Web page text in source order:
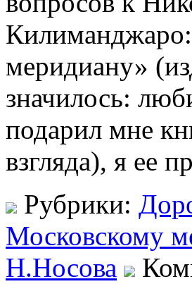
меридиану»
значилось:
подарил мне
взгляда), я ее
Рубрики:
Московскому
Н.Носова